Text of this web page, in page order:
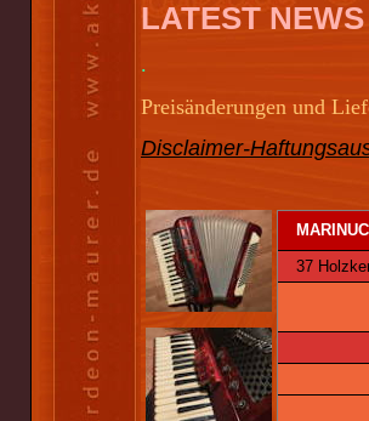
LATEST NEWS
.
Preisänderungen und
Disclaimer-
37